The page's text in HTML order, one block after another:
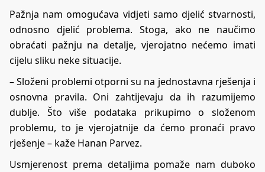
Pažnja nam omogućava vidjeti samo djelić stvarnosti,
odnosno djelić problema. Stoga, ako ne naučimo
obraćati pažnju na detalje, vjerojatno nećemo imati
cijelu sliku neke situacije.
– Složeni problemi otporni su na jednostavna rješenja i
osnovna pravila. Oni zahtijevaju da ih razumijemo
dublje. Što više podataka prikupimo o složenom
problemu, to je vjerojatnije da ćemo pronaći pravo
rješenje – kaže Hanan Parvez.
Usmjerenost prema detaljima pomaže nam duboko